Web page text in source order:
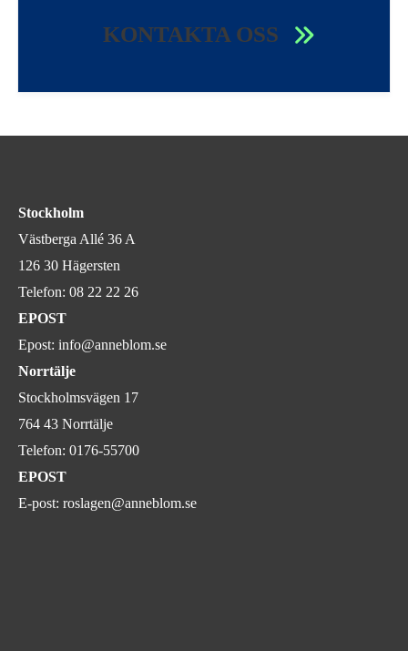
KONTAKTA OSS
Stockholm
Västberga Allé 36 A
126 30 Hägersten
Telefon: 08 22 22 26
EPOST
Epost: info@anneblom.se
Norrtälje
Stockholmsvägen 17
764 43 Norrtälje
Telefon: 0176-55700
EPOST
E-post: roslagen@anneblom.se